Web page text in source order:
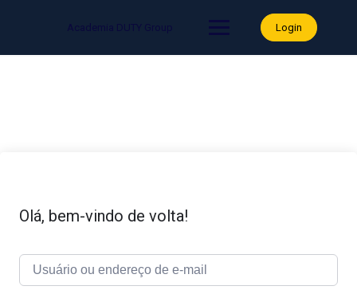
Academia DUTY Group Login
Olá, bem-vindo de volta!